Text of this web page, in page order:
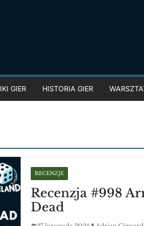
GIER HISTORIA GIER
RECENZJE
Recenzja #998
Dead